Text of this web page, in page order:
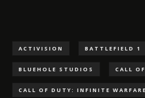
ACTIVISION BATTLEFIELD 1
BLUEHOLE STUDIOS CALL
CALL OF DUTY: INFINITE WARFARE